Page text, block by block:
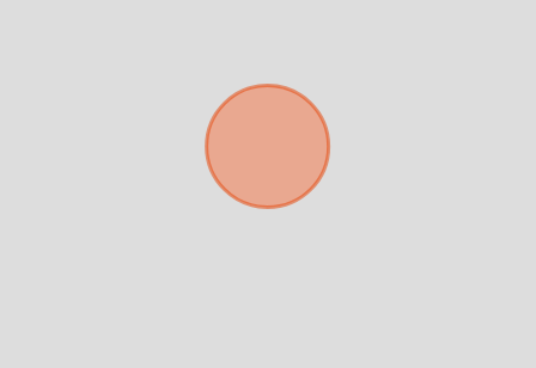
Para responderte
mejor y más rápido
Déjanos tus datos para identificar tu consulta en el
sistema de gestión de clientes.